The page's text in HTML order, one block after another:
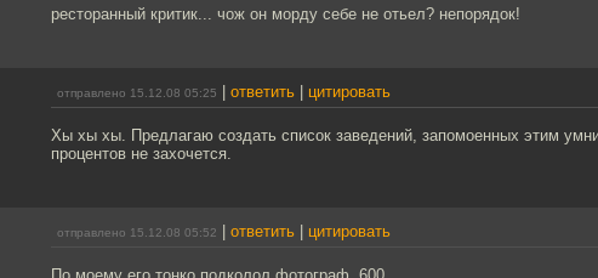
ресторанный критик... чож он морду себе не отьел? непорядок!
отправлено 15.12.08 05:25 ответить цитировать
Хы хы хы. Предлагаю создать список заведений, запомоенных этим
процентов не захочется.
отправлено 15.12.08 05:52 ответить цитировать